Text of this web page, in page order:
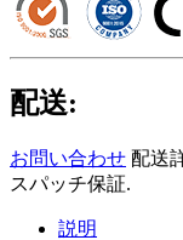
配送:
お問い合わせ 配送
スパッチ保証.
説明